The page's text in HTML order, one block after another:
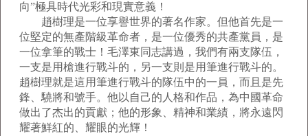
向”極具時代光彩和現實意義！
趙樹理是一位享譽世界的著名作家。但他首先是一
位堅定的無產階級革命者，是一位優秀的共產黨員，是
一位拿筆的戰士！毛澤東同志講過，我們有兩支隊伍，
一支是用槍進行戰斗的，另一支則是用筆進行戰斗的。
趙樹理就是這用筆進行戰斗的隊伍中的一員，而且是先
鋒、驍將和號手。他以自己的人格和作品，為中國革命
做出了杰出的貢獻；他的形象、精神和業績，將永遠閃
耀著鮮紅的、耀眼的光輝！